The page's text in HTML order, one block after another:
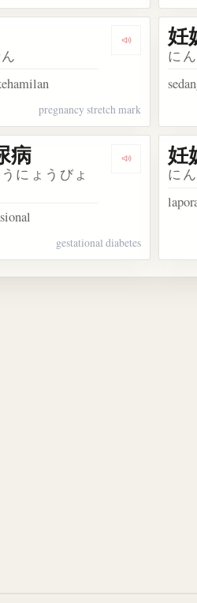
時 Dengarkan
pregnancy stretch mark
妊
に
娠中毒症 Dengarkan
病
にょうびょ
gestational diabetes
妊
に